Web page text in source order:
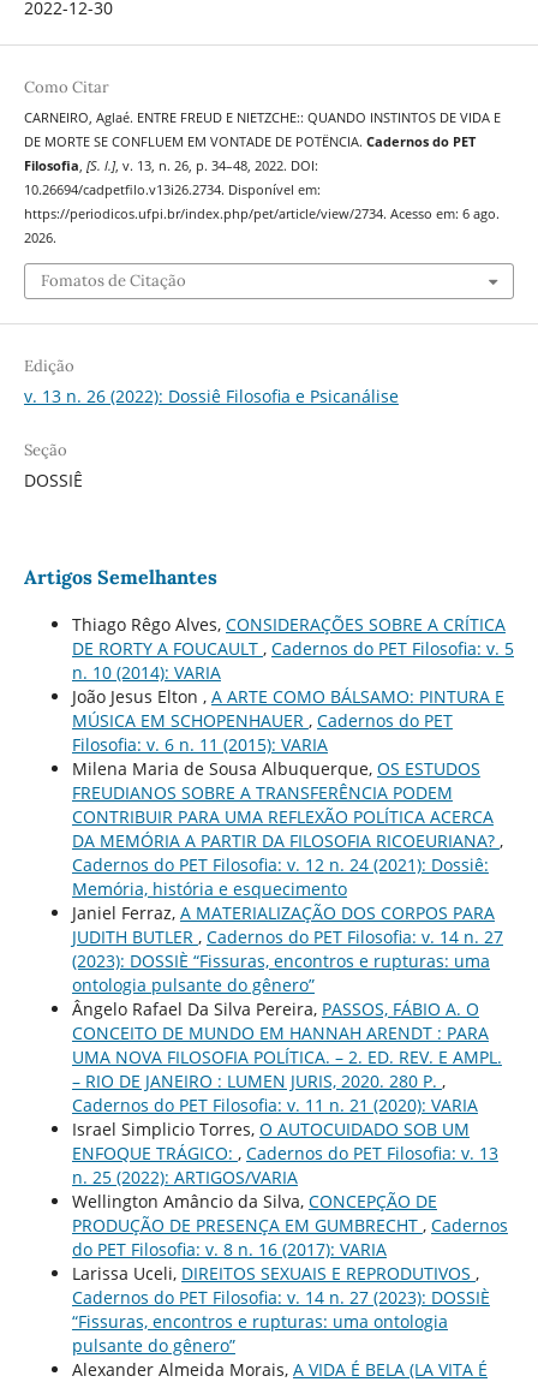
2022-12-30
Como Citar
CARNEIRO, Aglaé. ENTRE FREUD E NIETZCHE:: QUANDO INSTINTOS DE VIDA E
DE MORTE SE CONFLUEM EM VONTADE DE POTËNCIA. Cadernos do PET
Filosofia, [S. l.], v. 13, n. 26, p. 34–48, 2022. DOI:
10.26694/cadpetfilo.v13i26.2734. Disponível em:
https://periodicos.ufpi.br/index.php/pet/article/view/2734. Acesso em: 6 ago.
2026.
Fomatos de Citação
Edição
v. 13 n. 26 (2022): Dossiê Filosofia e Psicanálise
Seção
DOSSIÊ
Artigos Semelhantes
Thiago Rêgo Alves, CONSIDERAÇÕES SOBRE A CRÍTICA
DE RORTY A FOUCAULT , Cadernos do PET Filosofia: v. 5
n. 10 (2014): VARIA
João Jesus Elton , A ARTE COMO BÁLSAMO: PINTURA E
MÚSICA EM SCHOPENHAUER , Cadernos do PET
Filosofia: v. 6 n. 11 (2015): VARIA
Milena Maria de Sousa Albuquerque, OS ESTUDOS
FREUDIANOS SOBRE A TRANSFERÊNCIA PODEM
CONTRIBUIR PARA UMA REFLEXÃO POLÍTICA ACERCA
DA MEMÓRIA A PARTIR DA FILOSOFIA RICOEURIANA? ,
Cadernos do PET Filosofia: v. 12 n. 24 (2021): Dossiê:
Memória, história e esquecimento
Janiel Ferraz, A MATERIALIZAÇÃO DOS CORPOS PARA
JUDITH BUTLER , Cadernos do PET Filosofia: v. 14 n. 27
(2023): DOSSIÈ “Fissuras, encontros e rupturas: uma
ontologia pulsante do gênero”
Ângelo Rafael Da Silva Pereira, PASSOS, FÁBIO A. O
CONCEITO DE MUNDO EM HANNAH ARENDT : PARA
UMA NOVA FILOSOFIA POLÍTICA. – 2. ED. REV. E AMPL.
– RIO DE JANEIRO : LUMEN JURIS, 2020. 280 P. ,
Cadernos do PET Filosofia: v. 11 n. 21 (2020): VARIA
Israel Simplicio Torres, O AUTOCUIDADO SOB UM
ENFOQUE TRÁGICO: , Cadernos do PET Filosofia: v. 13
n. 25 (2022): ARTIGOS/VARIA
Wellington Amâncio da Silva, CONCEPÇÃO DE
PRODUÇÃO DE PRESENÇA EM GUMBRECHT , Cadernos
do PET Filosofia: v. 8 n. 16 (2017): VARIA
Larissa Uceli, DIREITOS SEXUAIS E REPRODUTIVOS ,
Cadernos do PET Filosofia: v. 14 n. 27 (2023): DOSSIÈ
“Fissuras, encontros e rupturas: uma ontologia
pulsante do gênero”
Alexander Almeida Morais, A VIDA É BELA (LA VITA É